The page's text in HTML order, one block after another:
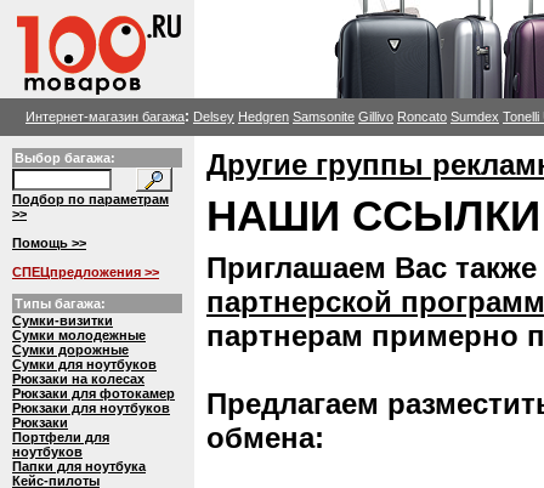
Интернет-магазин багажа: Delsey Hedgren Samsonite Gillivo Roncato Sumdex
Выбор багажа:
Подбор по параметрам
>>
Помощь >>
СПЕЦпредложения >>
Типы багажа:
Сумки-визитки
Сумки молодежные
Сумки дорожные
Сумки для ноутбуков
Рюкзаки на колесах
Рюкзаки для фотокамер
Рюкзаки для ноутбуков
Рюкзаки
Портфели для
ноутбуков
Папки для ноутбука
Кейс-пилоты
Другие группы
НАШИ
Приглашаем Вас
партнерской
партнерам примерно
Предлагаем
обмена: